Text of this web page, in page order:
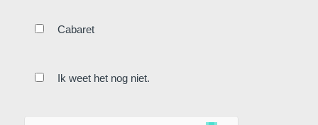
Cabaret
Ik weet het nog niet.